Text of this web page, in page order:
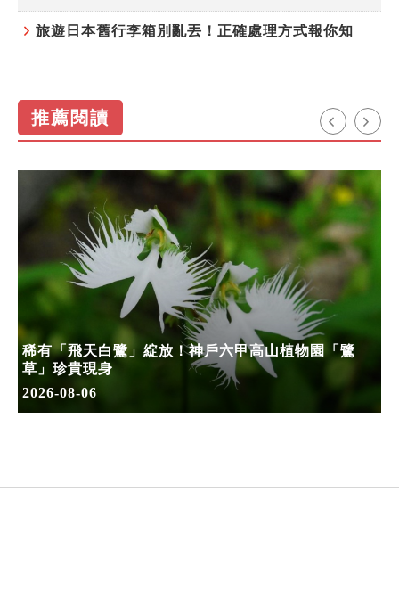
旅遊日本舊行李箱別亂丟！正確處理方式報你知
推薦閱讀
稀有「飛天白鷺」綻放！神戶六甲高山植物園「鷺
草」珍貴現身
2026-08-06